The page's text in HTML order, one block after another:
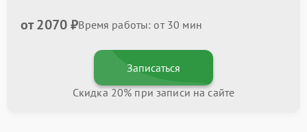
от 2070 ₽Время работы: от 30 мин
Записаться
Скидка 20% при записи на сайте